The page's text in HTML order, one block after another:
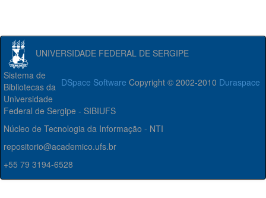
UNIVERSIDADE FEDERAL DE SERGIPE
DSpace Software Copyright © 2002-2010 Duraspace
Sistema de
Bibliotecas da
Universidade
Federal de Sergipe - SIBIUFS
Núcleo de Tecnologia da Informação - NTI
repositorio@academico.ufs.br
+55 79 3194-6528